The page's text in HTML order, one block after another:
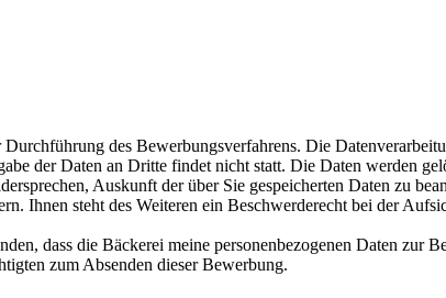
des Bewerbungsverfahrens. Die
der Daten an Dritte findet nicht statt. Die Daten werden
Auskunft der über Sie gespeicherten Daten zu
Ihnen steht des Weiteren ein Beschwerderecht bei der
dass die Bäckerei meine personenbezogenen Daten zur
zum Absenden dieser Bewerbung.